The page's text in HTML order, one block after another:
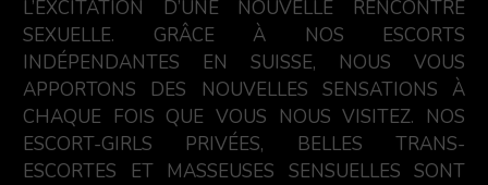
L’EXCITATION D’UNE NOUVELLE RENCONTRE
SEXUELLE. GRÂCE À NOS ESCORTS
INDÉPENDANTES EN SUISSE, NOUS VOUS
APPORTONS DES NOUVELLES SENSATIONS À
CHAQUE FOIS QUE VOUS NOUS VISITEZ. NOS
ESCORT-GIRLS PRIVÉES, BELLES TRANS-
ESCORTES ET MASSEUSES SENSUELLES SONT